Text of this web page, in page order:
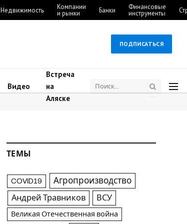
Недвижимость Компании
и рынки Банки Финансовые
инструменты
ПОДПИСАТЬСЯ
Видео
Встреча
на
Аляске
ТЕМЫ
COVID19 Агропроизводство
Андрей Травников ВСУ
Великая Отечественная война